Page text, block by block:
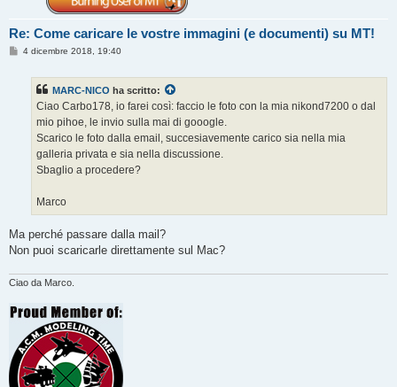
Re: Come caricare le vostre immagini (e documenti) su MT!
M4 dicembre 2018, 19:40
MARC-NICO ha scritto:
Ciao Carbo178, io farei così: faccio le foto con la mia nikond7200 o dal
mio pihoe, le invio sulla mai di gooogle.
Scarico le foto dalla email, succesiavemente carico sia nella mia
galleria privata e sia nella discussione.
Sbaglio a procedere?
Marco
Ma perché passare dalla mail?
Non puoi scaricarle direttamente sul Mac?
Ciao da Marco.